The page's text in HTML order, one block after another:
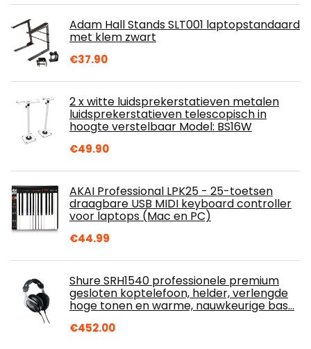
Adam Hall Stands SLT001 laptopstandaard
met klem zwart
€37.90
2 x witte luidsprekerstatieven metalen
luidsprekerstatieven telescopisch in
hoogte verstelbaar Model: BS16W
€49.90
AKAI Professional LPK25 - 25-toetsen
draagbare USB MIDI keyboard controller
voor laptops (Mac en PC)
€44.99
Shure SRH1540 professionele premium
gesloten koptelefoon, helder, verlengde
hoge tonen en warme, nauwkeurige bas…
€452.00